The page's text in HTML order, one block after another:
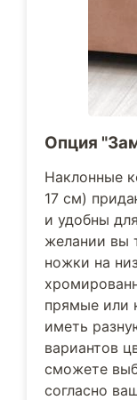
Опция
Наклонные
17 см)
и удобны
желании вы
ножки на
прямые или
иметь
вариантов
сможете
согласно